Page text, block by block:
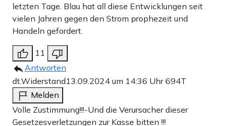
letzten Tage. Blau hat all diese Entwicklungen seit
vielen Jahren gegen den Strom prophezeit und
Handeln gefordert.
11
Antworten
dt.Widerstand13.09.2024 um 14:36 Uhr694T
Melden
Volle Zustimmung!!!-Und die Verursacher dieser
Gesetzesverletzungen zur Kasse bitten !!!